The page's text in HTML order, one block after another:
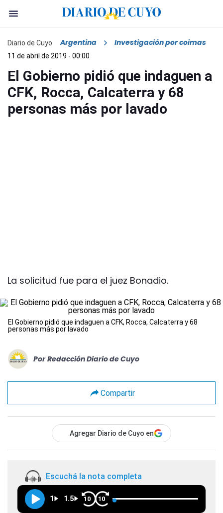
Diario de Cuyo Argentina Investigación por coimas
11 de abril de 2019 - 00:00
El Gobierno pidió que indaguen a
CFK, Rocca, Calcaterra y 68
personas más por lavado
La solicitud fue para el juez Bonadio.
El Gobierno pidió que indaguen a CFK, Rocca, Calcaterra y 68
personas más por lavado
Por Redacción Diario de Cuyo
Compartir
Agregar Diario de Cuyo en
Escuchá la nota completa
1 1.5 10 10